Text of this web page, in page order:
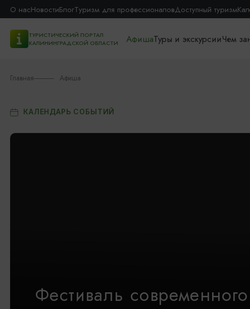
О насНовостиБлогТуризм для профессионаловДоступный туризм
ТУРИСТИЧЕСКИЙ ПОРТАЛ
КАЛИНИНГРАДСКОЙ ОБЛАСТИ
АфишаТуры и экскурсииЧем
Главная Афиша
КАЛЕНДАРЬ СОБЫТИЙ
Фестиваль